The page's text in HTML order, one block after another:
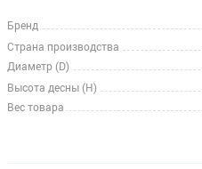
Бренд
Страна производства
Диаметр (D)
Высота десны (H)
Вес товара